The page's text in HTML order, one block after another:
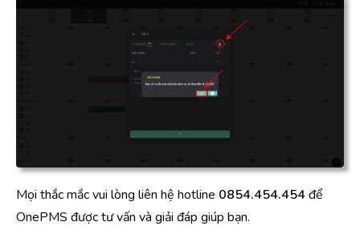
Mọi thắc mắc vui lòng liên hệ hotline 0854.454.454để
OnePMS được tư vấn và giải đáp giúp bạn.